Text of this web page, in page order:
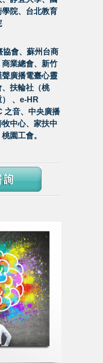
院、台北教育
協會、蘇州台商
業總會、新竹
廣播電臺心靈
扶輪社（桃
、e-HR
之音、中央廣播
中心、家扶中
園工會。